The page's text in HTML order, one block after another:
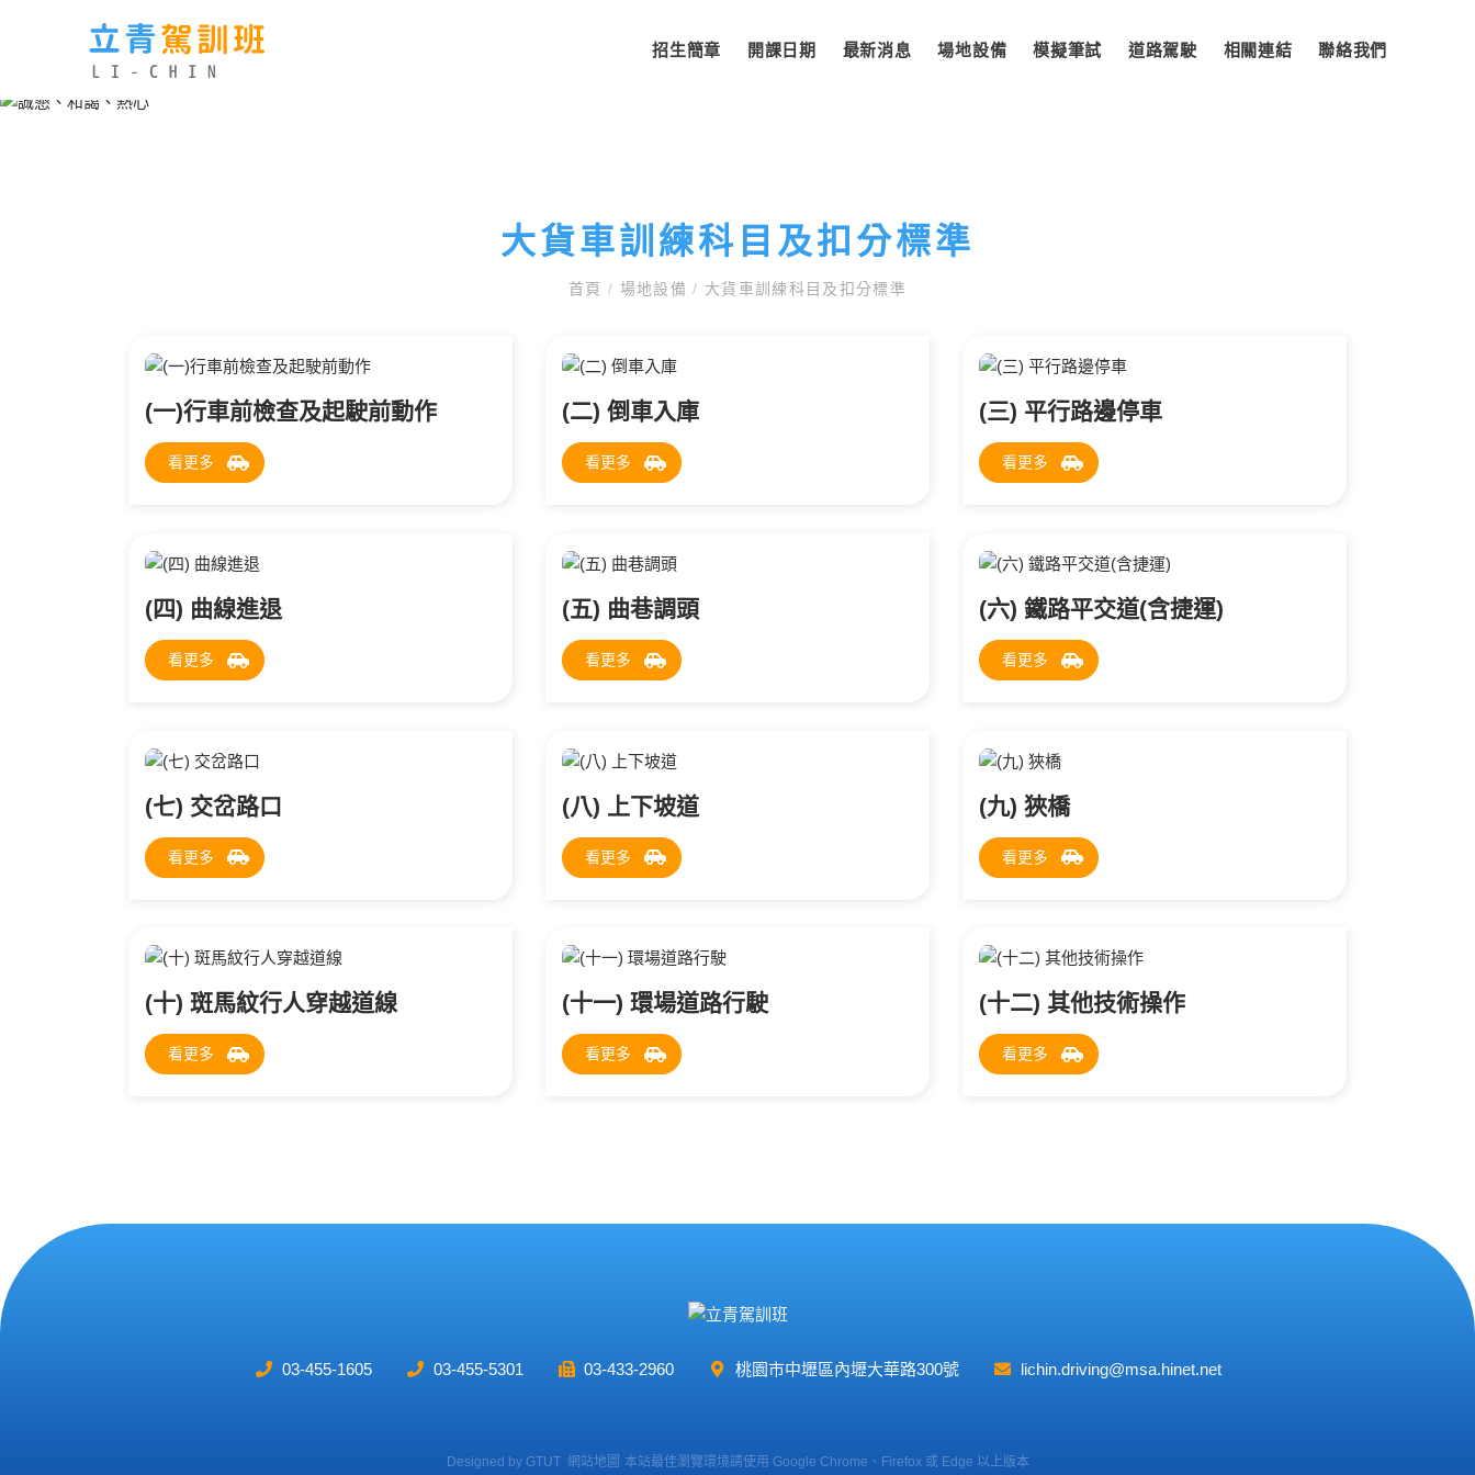
招生簡章 開課日期 最新消息 場地設備 模擬筆試 道路駕駛 相關連結 聯絡我們
大貨車訓練科目及扣分標準
首頁 / 場地設備/ 大貨車訓練科目及扣分標準
(一)行車前檢查及起駛前動作
看更多
(二) 倒車入庫
看更多
(三) 平行路邊停車
看更多
(四) 曲線進退
看更多
(五) 曲巷調頭
看更多
(六) 鐵路平交道(含捷運)
看更多
(七) 交岔路口
看更多
(八) 上下坡道
看更多
(九) 狹橋
看更多
(十) 斑馬紋行人穿越道線
看更多
(十一) 環場道路行駛
看更多
(十二) 其他技術操作
看更多
03-455-1605 03-455-5301 03-433-2960 桃園市中壢區內壢大華路300號 lichin.driving@msa.hinet.net
Designed by GTUT 網站地圖 本站最佳瀏覽環境請使用 Google Chrome、Firefox 或 Edge 以上版本